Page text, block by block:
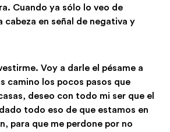
Cuando ya sólo lo veo de
cabeza en señal de negativa y
Voy a darle el pésame a
camino los pocos pasos que
deseo con todo mi ser que el
todo eso de que estamos en
para que me perdone por no